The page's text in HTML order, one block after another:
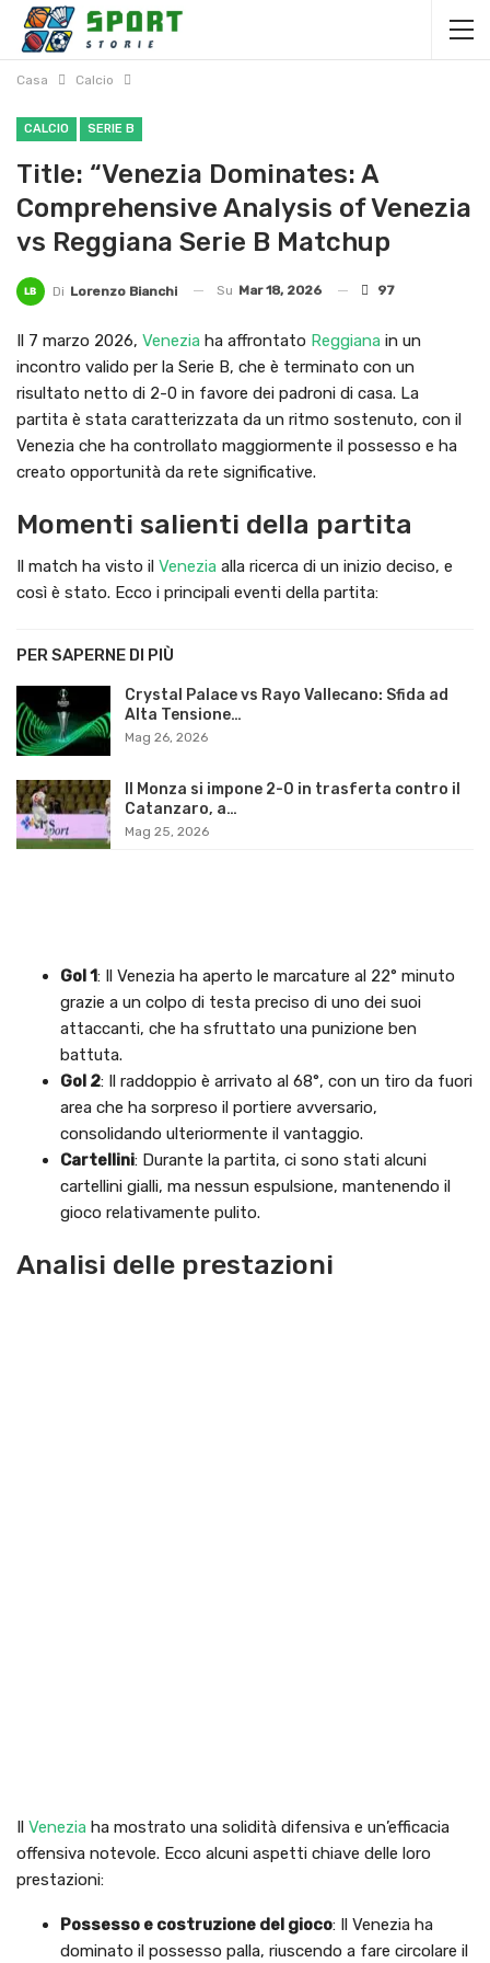
Casa Calcio
CALCIO SERIE B
Title: “Venezia Dominates: A
Comprehensive Analysis of Venezia
vs Reggiana Serie B Matchup
Di Lorenzo Bianchi Su Mar 18, 2026 97
Il 7 marzo 2026, Venezia ha affrontato Reggiana in un
incontro valido per la Serie B, che è terminato con un
risultato netto di 2-0 in favore dei padroni di casa. La
partita è stata caratterizzata da un ritmo sostenuto, con il
Venezia che ha controllato maggiormente il possesso e ha
creato opportunità da rete significative.
Momenti salienti della partita
Il match ha visto il Venezia alla ricerca di un inizio deciso, e
così è stato. Ecco i principali eventi della partita:
PER SAPERNE DI PIÙ
Crystal Palace vs Rayo Vallecano: Sfida ad
Alta Tensione…
Mag 26, 2026
Il Monza si impone 2-0 in trasferta contro il
Catanzaro, a…
Mag 25, 2026
Gol 1: Il Venezia ha aperto le marcature al 22° minuto
grazie a un colpo di testa preciso di uno dei suoi
attaccanti, che ha sfruttato una punizione ben
battuta.
Gol 2: Il raddoppio è arrivato al 68°, con un tiro da fuori
area che ha sorpreso il portiere avversario,
consolidando ulteriormente il vantaggio.
Cartellini: Durante la partita, ci sono stati alcuni
cartellini gialli, ma nessun espulsione, mantenendo il
gioco relativamente pulito.
Analisi delle prestazioni
Il Venezia ha mostrato una solidità difensiva e un’efficacia
offensiva notevole. Ecco alcuni aspetti chiave delle loro
prestazioni:
Possesso e costruzione del gioco: Il Venezia ha
dominato il possesso palla, riuscendo a fare circolare il